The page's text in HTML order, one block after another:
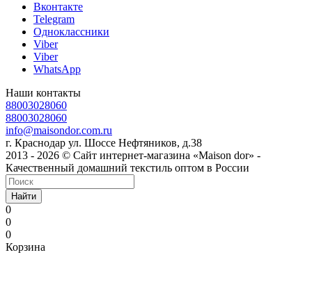
Вконтакте
Telegram
Одноклассники
Viber
Viber
WhatsApp
Наши контакты
88003028060
88003028060
info@maisondor.com.ru
г. Краснодар ул. Шоссе Нефтяников, д.38
2013 - 2026 © Сайт интернет-магазина «Maison dor» -
Качественный домашний текстиль оптом в России
Найти
0
0
0
Корзина